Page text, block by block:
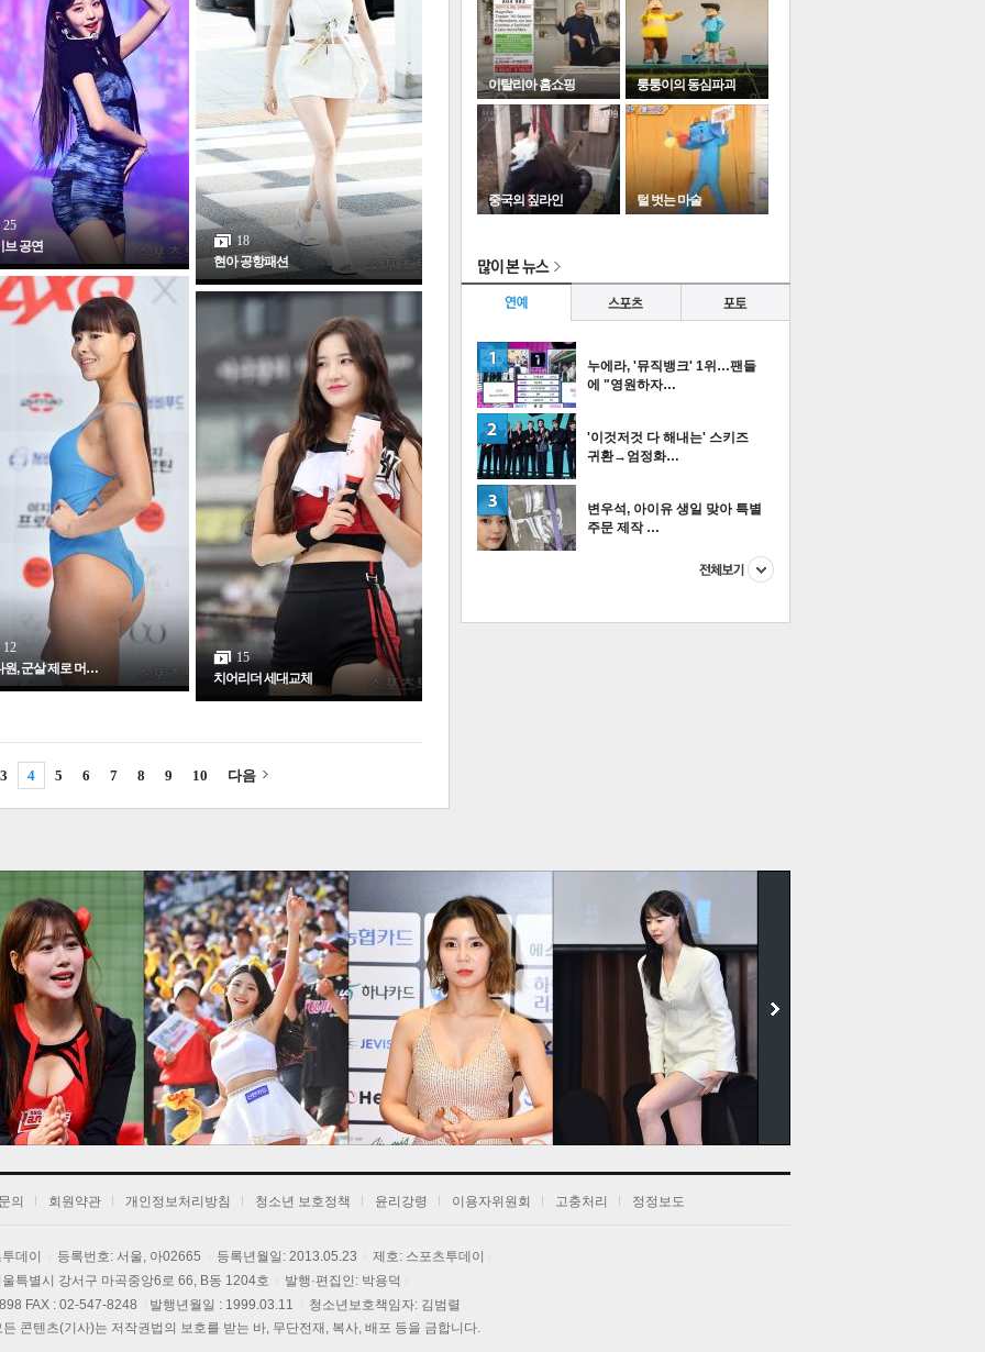
25
브 공연
12
원, 군살 제로 머…
18
현아 공항패션
15
치어리더 세대교체
3 4 5 6 7 8 9 10 다음
네티즌 포토
이탈리아 홈쇼핑 퉁퉁이의 동심파괴
중국의 짚라인 털 벗는 마술
누에라, '뮤직뱅크' 1위…팬들
에 "영원하자…
'이것저것 다 해내는' 스키즈
귀환→엄정화…
변우석, 아이유 생일 맞아 특별
주문 제작 …
더보기
의 회원약관 개인정보처리방침 청소년 보호정책 윤리강령 이용자위원회 고충처리 정정보도
데이 등록번호: 서울, 아02665 등록년월일: 2013.05.23
제호: 스포츠투데이
특별시 강서구 마곡중앙6로 66, B동 1204호
발행·편집인: 박용덕
FAX : 02-547-8248
발행년월일 : 1999.03.11
청소년보호책임자: 김범렬
콘텐츠(기사)는 저작권법의 보호를 받는 바, 무단전재, 복사, 배포 등을 금합니다.